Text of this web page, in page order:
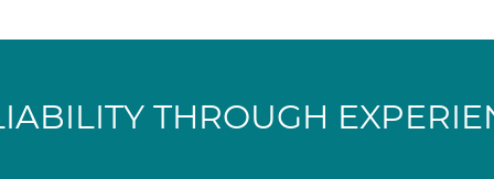
THROUGH